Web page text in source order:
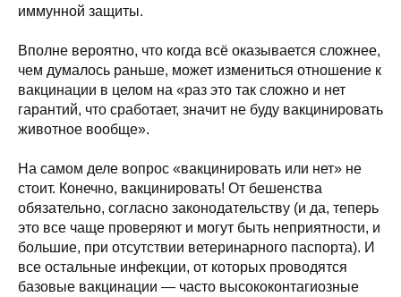
иммунной защиты.
Вполне вероятно, что когда всё оказывается сложнее,
чем думалось раньше, может измениться отношение к
вакцинации в целом на «раз это так сложно и нет
гарантий, что сработает, значит не буду вакцинировать
животное вообще».
На самом деле вопрос «вакцинировать или нет» не
стоит. Конечно, вакцинировать! От бешенства
обязательно, согласно законодательству (и да, теперь
это все чаще проверяют и могут быть неприятности, и
большие, при отсутствии ветеринарного паспорта). И
все остальные инфекции, от которых проводятся
базовые вакцинации — часто высококонтагиозные